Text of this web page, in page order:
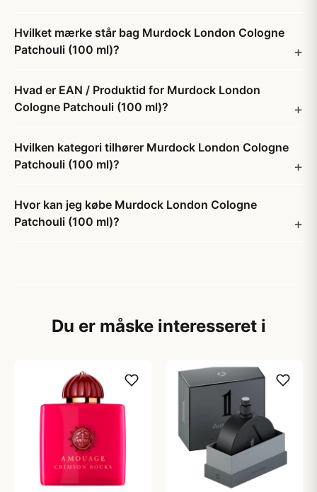
Hvilket mærke står bag Murdock London Cologne
Patchouli (100 ml)?
Hvad er EAN / Produktid for Murdock London
Cologne Patchouli (100 ml)?
Hvilken kategori tilhører Murdock London Cologne
Patchouli (100 ml)?
Hvor kan jeg købe Murdock London Cologne
Patchouli (100 ml)?
Du er måske interesseret i